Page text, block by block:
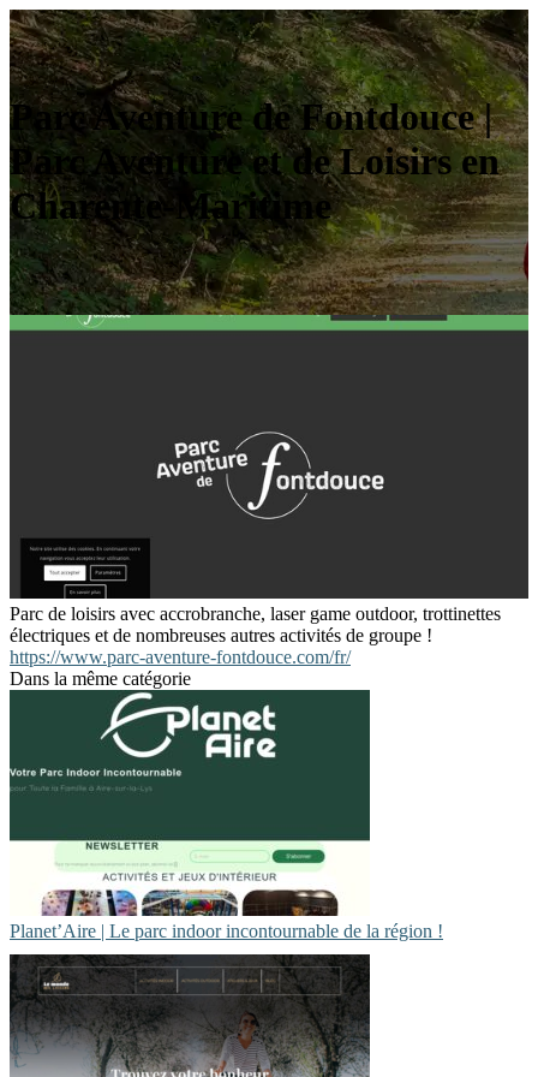
Parc Aventure de Fontdouce |
Parc Aventure et de Loisirs en
Charente-Maritime
Parc de loisirs avec accrobranche, laser game outdoor, trottinettes
électriques et de nombreuses autres activités de groupe !
https://www.parc-aventure-fontdouce.com/fr/
Dans la même catégorie
Planet’Aire | Le parc indoor incontournable de la région !